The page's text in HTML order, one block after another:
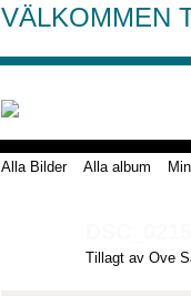
VÄLKOMMEN
Alla Bilder Alla album
Tillagt av Ove